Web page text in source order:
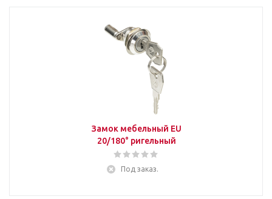
Замок мебельный EU
20/180° ригельный
Под заказ.